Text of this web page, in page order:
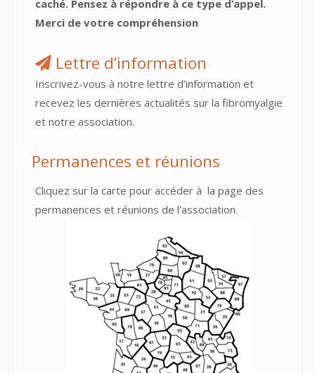
caché. Pensez à répondre à ce type d’appel.
Merci de votre compréhension
Lettre d’information
Inscrivez-vous à notre lettre d’information et
recevez les dernières actualités sur la fibromyalgie
et notre association.
Permanences et réunions
Cliquez sur la carte pour accéder à la page des
permanences et réunions de l’association.